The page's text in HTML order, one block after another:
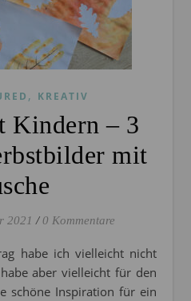
, KREATIV
Kindern – 3
mit
2021 / 0 Kommentare
aber vielleicht für den
schöne Inspiration für ein